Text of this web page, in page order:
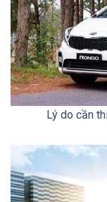
Lý do cần